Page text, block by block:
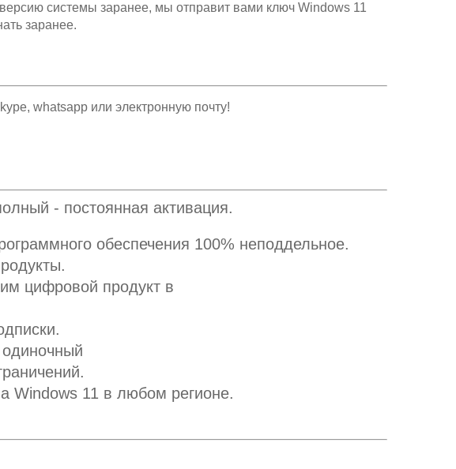
системы заранее, мы отправит вами ключ Windows 11
заранее.
whatsapp или электронную почту!
- постоянная активация.
обеспечения 100% неподдельное.
цифровой продукт в
Windows 11 в любом регионе.